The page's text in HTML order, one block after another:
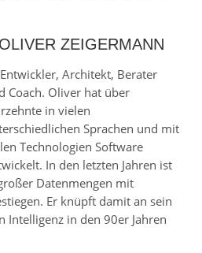
OLIVER ZEIGERMANN
Architekt, Berater
Coach. Oliver hat über
in vielen
Sprachen und mit
Technologien Software
In den letzten Jahren ist
Datenmengen mit
Er knüpft damit an sein
Intelligenz in den 90er Jahren